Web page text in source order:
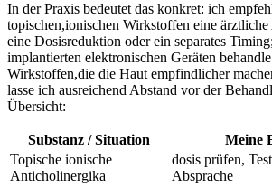
In der‌ Praxis bedeutet das konkret: ich
topischen,ionischen⁤ Wirkstoffen eine
eine Dosisreduktion oder ein separates
implantierten elektronischen Geräten
Wirkstoffen,die die Haut empfindlicher
lasse ich ausreichend Abstand vor der
Übersicht:
Substanz / Situation
Meine
Topische ionische
Anticholinergika
dosis prüfen,
Absprache